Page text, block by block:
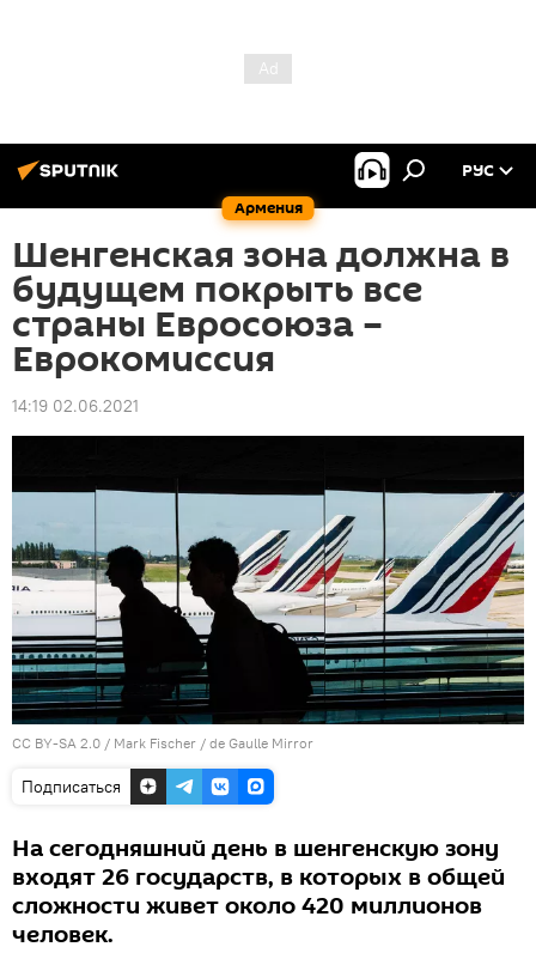
Армения
РУС
Шенгенская зона должна в
будущем покрыть все
страны Евросоюза –
Еврокомиссия
14:19 02.06.2021
CC BY-SA 2.0 / Mark Fischer / de Gaulle Mirror
Подписаться
На сегодняшний день в шенгенскую зону
входят 26 государств, в которых в общей
сложности живет около 420 миллионов
человек.